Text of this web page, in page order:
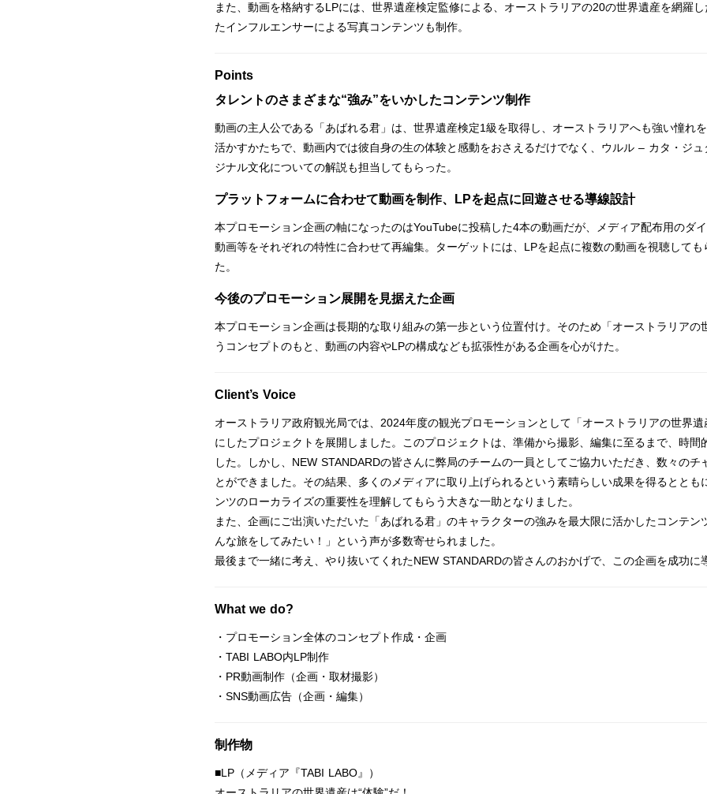
また、動画を格納するLPには、世界遺産検定監修による、オーストラリアの20の世界遺産を網羅
たインフルエンサーによる写真コンテンツも制作。
Points
タレントのさまざまな“強み”をいかしたコンテンツ制作
動画の主人公である「あばれる君」は、世界遺産検定1級を取得し、オーストラリアへも強い憧れ
活かすかたちで、動画内では彼自身の生の体験と感動をおさえるだけでなく、ウルル – カタ・ジュ
ジナル文化についての解説も担当してもらった。
プラットフォームに合わせて動画を制作、LPを起点に回遊させる導線設計
本プロモーション企画の軸になったのはYouTubeに投稿した4本の動画だが、メディア配布用のダ
動画等をそれぞれの特性に合わせて再編集。ターゲットには、LPを起点に複数の動画を視聴しても
た。
今後のプロモーション展開を見据えた企画
本プロモーション企画は長期的な取り組みの第一歩という位置付け。そのため「オーストラリアの
うコンセプトのもと、動画の内容やLPの構成なども拡張性がある企画を心がけた。
Client’s Voice
オーストラリア政府観光局では、2024年度の観光プロモーションとして「オーストラリアの世界
にしたプロジェクトを展開しました。このプロジェクトは、準備から撮影、編集に至るまで、時間
した。しかし、NEW STANDARDの皆さんに弊局のチームの一員としてご協力いただき、数々のチ
とができました。その結果、多くのメディアに取り上げられるという素晴らしい成果を得るととも
ンツのローカライズの重要性を理解してもらう大きな一助となりました。
また、企画にご出演いただいた「あばれる君」のキャラクターの強みを最大限に活かしたコンテン
んな旅をしてみたい！」という声が多数寄せられました。
最後まで一緒に考え、やり抜いてくれたNEW STANDARDの皆さんのおかげで、この企画を成功に
What we do?
・プロモーション全体のコンセプト作成・企画
・TABI LABO内LP制作
・PR動画制作（企画・取材撮影）
・SNS動画広告（企画・編集）
制作物
■LP（メディア『TABI LABO』）